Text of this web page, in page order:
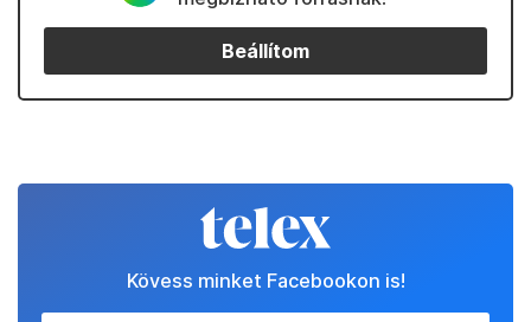
Beállítom
Kövess minket Facebookon is!